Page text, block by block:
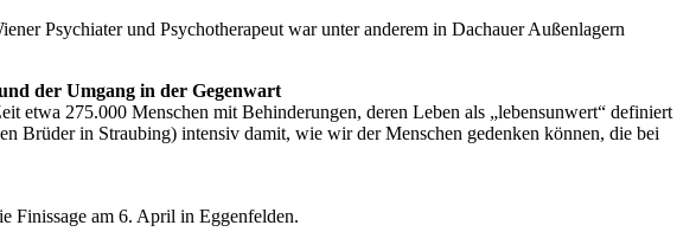
Psychiater und Psychotherapeut war unter anderem in Dachauer Außenlagern
der Umgang in der Gegenwart
etwa 275.000 Menschen mit Behinderungen, deren Leben als „lebensunwert“ definiert
Brüder in Straubing) intensiv damit, wie wir der Menschen gedenken können, die bei
Finissage am 6. April in Eggenfelden.